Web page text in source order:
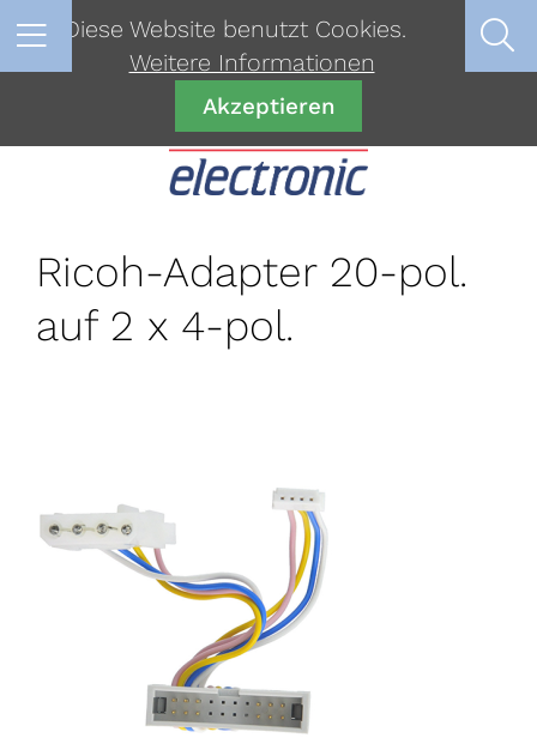
Ricoh-Adapter 20-pol.
auf 2 x 4-pol.
Diese Website benutzt Cookies.
Weitere Informationen
Akzeptieren